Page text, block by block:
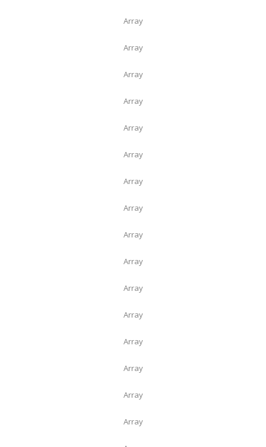
Array
Array
Array
Array
Array
Array
Array
Array
Array
Array
Array
Array
Array
Array
Array
Array